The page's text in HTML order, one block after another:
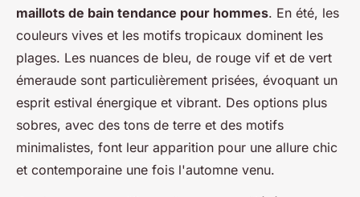
maillots de bain tendance pour hommes. En été, les
couleurs vives et les motifs tropicaux dominent les
plages. Les nuances de bleu, de rouge vif et de vert
émeraude sont particulièrement prisées, évoquant un
esprit estival énergique et vibrant. Des options plus
sobres, avec des tons de terre et des motifs
minimalistes, font leur apparition pour une allure chic
et contemporaine une fois l'automne venu.